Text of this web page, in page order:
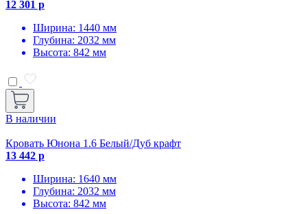
12 301 р
Ширина: 1440 мм
Глубина: 2032 мм
Высота: 842 мм
В наличии
Кровать Юнона 1.6 Белый/Дуб крафт
13 442 р
Ширина: 1640 мм
Глубина: 2032 мм
Высота: 842 мм